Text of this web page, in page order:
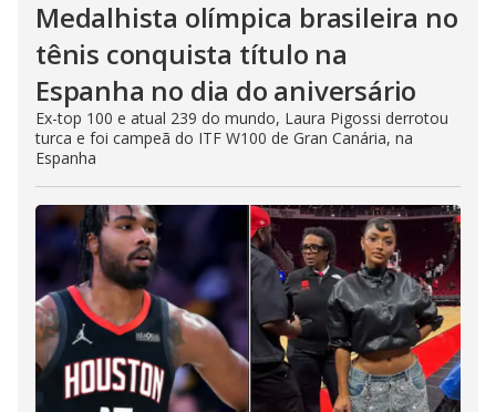
Medalhista olímpica brasileira no
tênis conquista título na
Espanha no dia do aniversário
Ex-top 100 e atual 239 do mundo, Laura Pigossi derrotou
turca e foi campeã do ITF W100 de Gran Canária, na
Espanha